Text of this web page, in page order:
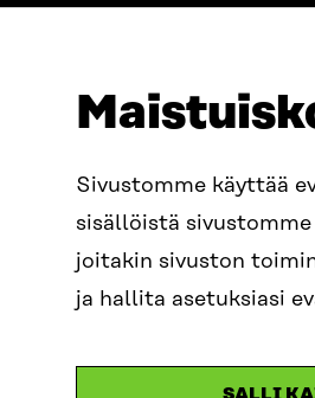
Sivustomme käyttää
sisällöistä
joitakin sivuston
ja hallita asetuksiasi
00181 Helsingfors
FÖRETAGS-ID
0202132-3